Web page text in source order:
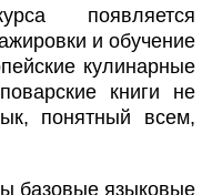
появляется
и обучение
кулинарные
книги не
понятный всем,
базовые языковые